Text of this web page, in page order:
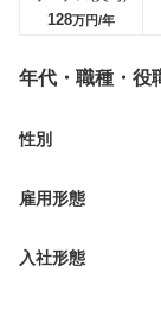
128万円/年
年代・職種・役
性別
雇用形態
入社形態